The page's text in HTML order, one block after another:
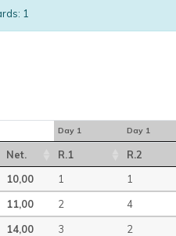
1
Day 1 Day 1
Net. R.1 R.2
10,00 1 1
11,00 2 4
14,00 3 2